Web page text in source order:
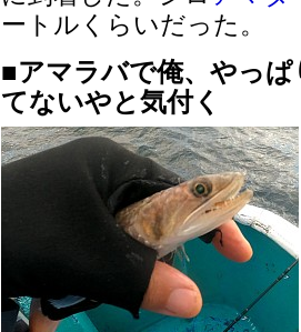
ートルくらいだった。
■アマラバで俺、やっ
てないやと気付く